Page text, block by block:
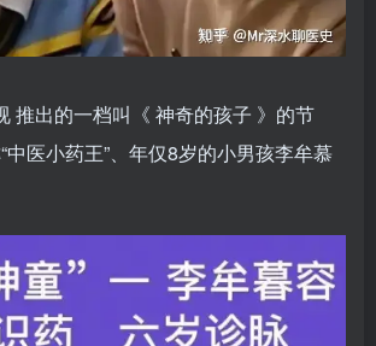
推出的一档叫《 神奇的孩子 》的节
中医小药王”、年仅8岁的小男孩李牟慕